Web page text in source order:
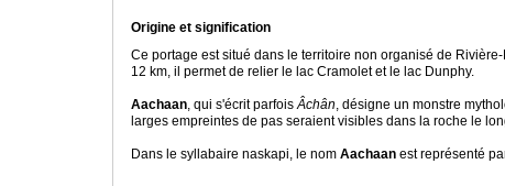
Origine et signification
Ce portage est situé dans le territoire non organisé de
12 km, il permet de relier le lac Cramolet et le lac Dunphy.
Aachaan, qui s'écrit parfoisÂchân, désigne un monstre
larges empreintes de pas seraient visibles dans la roche le
Dans le syllabaire naskapi, le nom Aachaan est représenté